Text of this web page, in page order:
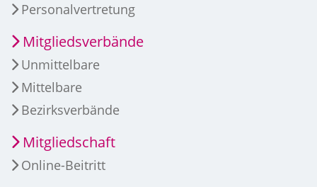
Personalvertretung
Mitgliedsverbände
Unmittelbare
Mittelbare
Bezirksverbände
Mitgliedschaft
Online-Beitritt